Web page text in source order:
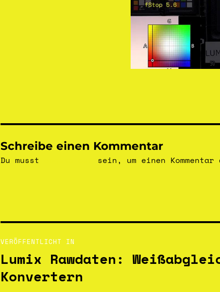
Schreibe einen Kommentar
Du musst sein, um einen Kommentar
VERÖFFENTLICHT IN
Lumix Rawdaten:
Konvertern